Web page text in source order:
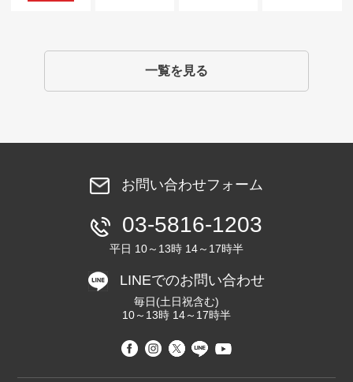
一覧を見る
お問い合わせフォーム
03-5816-1203
平日 10～13時 14～17時半
LINEでのお問い合わせ
毎日(土日祝含む)
10～13時 14～17時半